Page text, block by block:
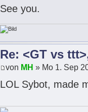
See you.
Re: <GT vs
von MH » Mo 1. Sep
LOL Sybot, made